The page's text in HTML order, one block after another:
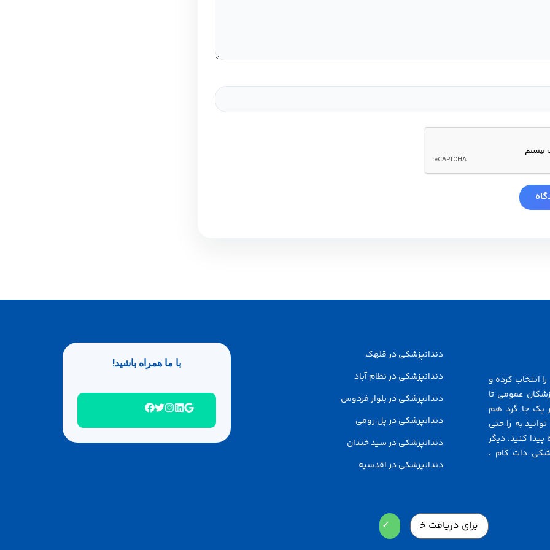
انتخاب کرده و
عمومی تا
یک جا گرد هم
به راحتی
کنید. دیگر
دات کام ،
Email
دندانپزشکی در قلهک
دندانپزشکی در نظام آباد
دندانپزشکی در بلوار فردوس
دندانپزشکی در پل رومی
دندانپزشکی در سید خندان
دندانپزشکی در اقدسیه
با ما همراه باشید!